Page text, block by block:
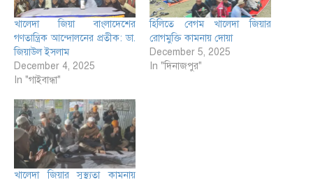
খালেদা জিয়া বাংলাদেশের
গণতান্ত্রিক আন্দোলনের প্রতীক: ডা.
জিয়াউল ইসলাম
December 4, 2025
In "গাইবান্ধা"
হিলিতে বেগম খালেদা জিয়ার
রোগমুক্তি কামনায় দোয়া
December 5, 2025
In "দিনাজপুর"
খালেদা জিয়ার সুস্থ্যতা কামনায়